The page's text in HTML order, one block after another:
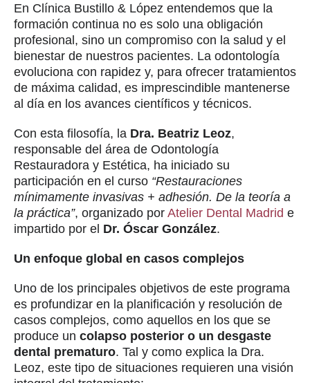
En Clínica Bustillo & López entendemos que la
formación continua no es solo una obligación
profesional, sino un compromiso con la salud y el
bienestar de nuestros pacientes. La odontología
evoluciona con rapidez y, para ofrecer tratamientos
de máxima calidad, es imprescindible mantenerse
al día en los avances científicos y técnicos.
Con esta filosofía, la Dra. Beatriz Leoz,
responsable del área de Odontología
Restauradora y Estética, ha iniciado su
participación en el curso “Restauraciones
mínimamente invasivas + adhesión. De la teoría a
la práctica”, organizado por Atelier Dental Madrid e
impartido por el Dr. Óscar González.
Un enfoque global en casos complejos
Uno de los principales objetivos de este programa
es profundizar en la planificación y resolución de
casos complejos, como aquellos en los que se
produce un colapso posterior o un desgaste
dental prematuro. Tal y como explica la Dra.
Leoz, este tipo de situaciones requieren una visión